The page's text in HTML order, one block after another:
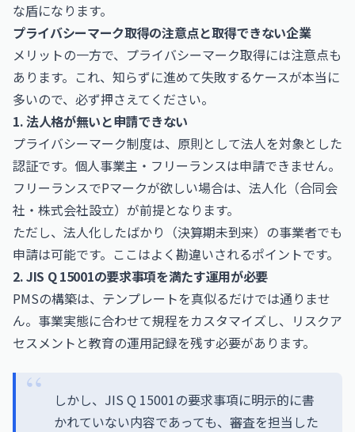
な盾になります。
プライバシーマーク取得の注意点と取得できない企業
メリットの一方で、プライバシーマーク取得には注意点も
あります。これ、知らずに進めて失敗するケースが本当に
多いので、必ず押さえてください。
1. 法人格が無いと申請できない
プライバシーマーク制度は、原則として法人を対象とした
認証です。個人事業主・フリーランスは申請できません。
フリーランスでPマークが欲しい場合は、法人化（合同会
社・株式会社設立）が前提となります。
ただし、法人化したばかり（決算期未到来）の事業者でも
申請は可能です。ここはよく勘違いされるポイントです。
2. JIS Q 15001の要求事項を満たす運用が必要
PMSの構築は、テンプレートを真似るだけでは通りませ
ん。事業実態に合わせて規程をカスタマイズし、リスクア
セスメントと教育の運用記録を残す必要があります。
しかし、JIS Q 15001の要求事項に明示的に書
かれていない内容であっても、審査を担当した